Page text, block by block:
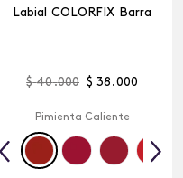
Labial COLORFIX Barra
$ 40.000 $ 38 .000
Pimienta Caliente